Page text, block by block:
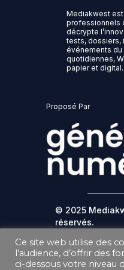
Mediakwest
professionnels
décrypte
tests, dossiers,
événements du
quotidiennes,
papier et digital.
Proposé Par
© 2025
réservés.
Ce site web utilise des
l’audience, d’offrir des
ci-dessous votre